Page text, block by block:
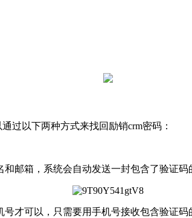
过以下两种方式来找回励销crm密码：
箱，系统会自动发送一封包含了验证码
可以，只需要用手机号接收包含验证码